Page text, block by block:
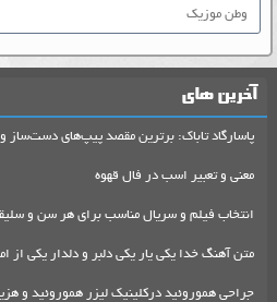
وطن موزیک
آخرین های
پاسارگاد تاباک: برترین مقصد پیپ‌های دست‌ساز
معنی و تعبیر اسب در فال قهوه
انتخاب فیلم و سریال مناسب برای هر سن و
متن آهنگ خدا یکی یار یکی دلبر و دلدار یکی از
جراحی هموروئید درکلینیک لیزر هموروئید و